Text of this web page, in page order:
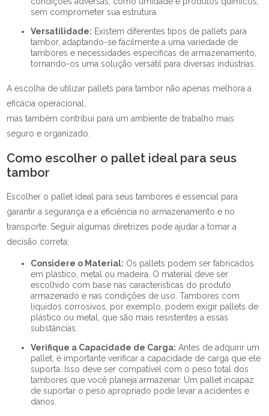
sem comprometer sua estrutura.
Versatilidade: Existem diferentes tipos de pallets para
tambor, adaptando-se facilmente a uma variedade de
tambores e necessidades específicas de armazenamento,
tornando-os uma solução versátil para diversas indústrias.
A escolha de utilizar pallets para tambor não apenas melhora a
eficácia operacional,
mas também contribui para um ambiente de trabalho mais
seguro e organizado.
Como escolher o pallet ideal para seus
tambor
Escolher o pallet ideal para seus tambores é essencial para
garantir a segurança e a eficiência no armazenamento e no
transporte. Seguir algumas diretrizes pode ajudar a tomar a
decisão correta:
Considere o Material: Os pallets podem ser fabricados
em plástico, metal ou madeira. O material deve ser
escolhido com base nas características do produto
armazenado e nas condições de uso. Tambores com
líquidos corrosivos, por exemplo, podem exigir pallets de
plástico ou metal, que são mais resistentes a essas
substâncias.
Verifique a Capacidade de Carga: Antes de adquirir um
pallet, é importante verificar a capacidade de carga que ele
suporta. Isso deve ser compatível com o peso total dos
tambores que você planeja armazenar. Um pallet incapaz
de suportar o peso apropriado pode levar a acidentes e
danos.